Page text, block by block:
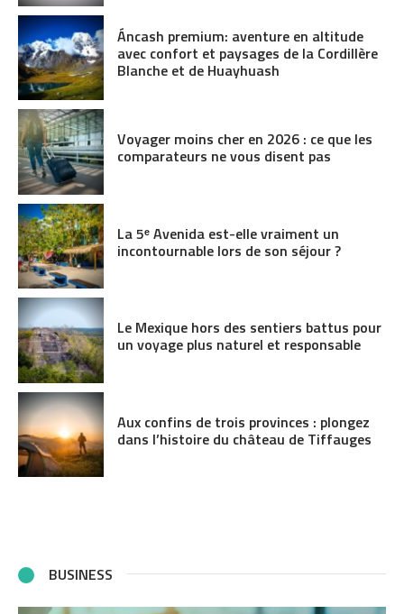
Áncash premium: aventure en altitude
avec confort et paysages de la Cordillère
Blanche et de Huayhuash
Voyager moins cher en 2026 : ce que les
comparateurs ne vous disent pas
La 5ᵉ Avenida est-elle vraiment un
incontournable lors de son séjour ?
Le Mexique hors des sentiers battus pour
un voyage plus naturel et responsable
Aux confins de trois provinces : plongez
dans l’histoire du château de Tiffauges
BUSINESS